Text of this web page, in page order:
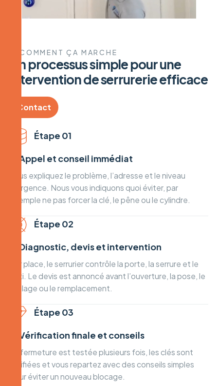
COMMENT ÇA MARCHE
nprocessussimplepourune
terventiondeserrurerieefficace
Contact
① Appel et conseil immédiat
Vous expliquez le problème, l’adresse et le niveau
d’urgence. Nous vous indiquons quoi éviter, par
exemple ne pas forcer la clé, le pêne ou le cylindre.
Étape 01
② Diagnostic, devis et intervention
Sur place, le serrurier contrôle la porte, la serrure et le
bâti. Le devis est annoncé avant l’ouverture, la pose, le
réglage ou le remplacement.
Étape 02
③ Vérification finale et conseils
La fermeture est testée plusieurs fois, les clés sont
vérifiées et vous repartez avec des conseils simples
pour éviter un nouveau blocage.
Étape 03